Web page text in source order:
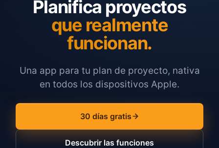
Planifica proyectos
que realmente
funcionan.
Una app para tu plan de proyecto, nativa
en todos los dispositivos Apple.
30 días gratis
Descubrir las funciones